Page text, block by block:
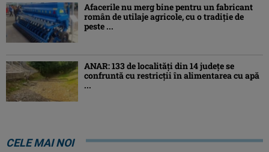
Afacerile nu merg bine pentru un fabricant
român de utilaje agricole, cu o tradiție de
peste ...
ANAR: 133 de localități din 14 județe se
confruntă cu restricții în alimentarea cu apă
...
CELE MAI NOI